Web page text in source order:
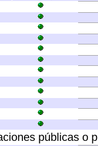
públicas o